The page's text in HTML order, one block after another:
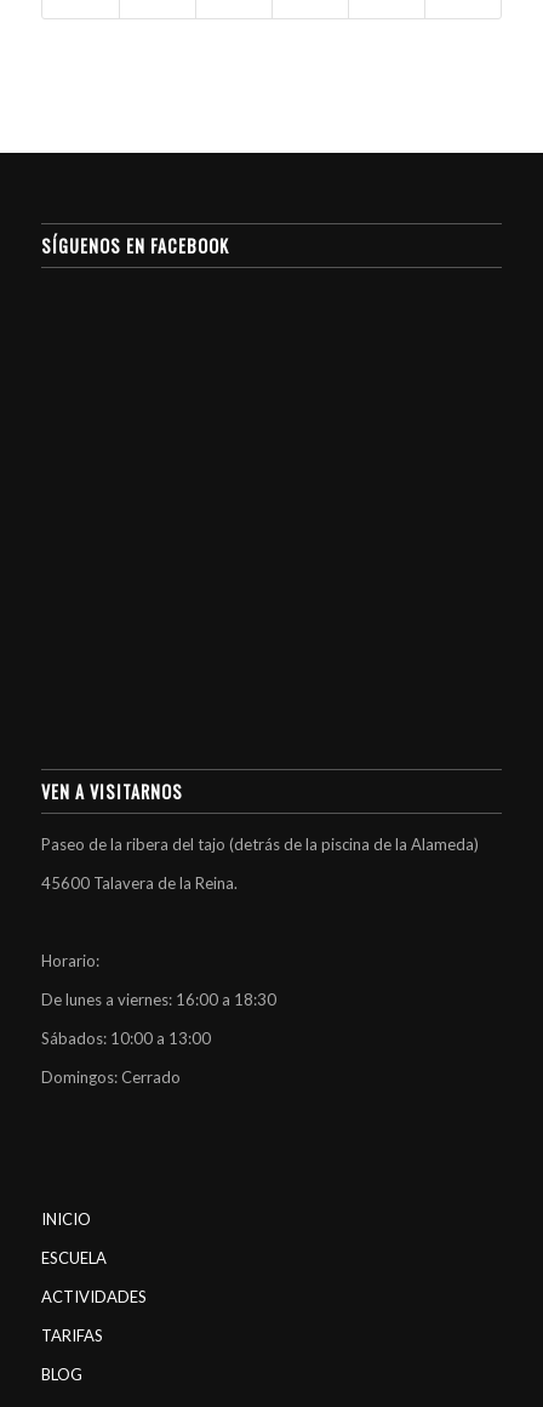
SÍGUENOS EN FACEBOOK
VEN A VISITARNOS
Paseo de la ribera del tajo (detrás de la piscina de la Alameda)
45600 Talavera de la Reina.
Horario:
De lunes a viernes: 16:00 a 18:30
Sábados: 10:00 a 13:00
Domingos: Cerrado
INICIO
ESCUELA
ACTIVIDADES
TARIFAS
BLOG